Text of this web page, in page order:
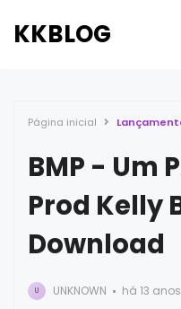
KKBLOG
Página inicial
BMP - Um
Prod Kelly
Download
U UNKNOWN há 13 anos